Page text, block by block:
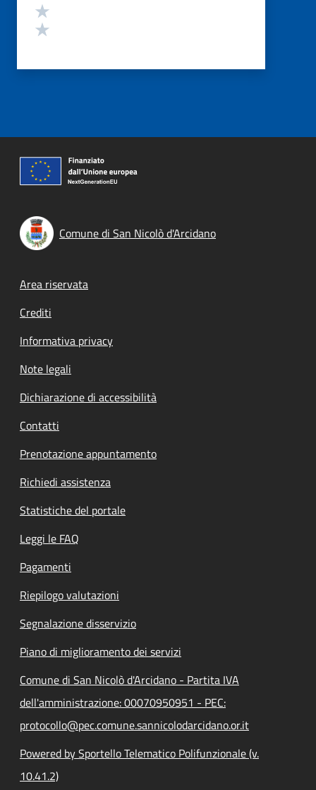
Comune di San Nicolò d'Arcidano
Footer menu
Area riservata
Crediti
Informativa privacy
Note legali
Dichiarazione di accessibilità
Contatti
Prenotazione appuntamento
Richiedi assistenza
Statistiche del portale
Leggi le FAQ
Pagamenti
Riepilogo valutazioni
Segnalazione disservizio
Piano di miglioramento dei servizi
Comune di San Nicolò d'Arcidano - Partita IVA
dell'amministrazione: 00070950951 - PEC:
protocollo@pec.comune.sannicolodarcidano.or.it
Powered by Sportello Telematico Polifunzionale (v.
10.41.2)